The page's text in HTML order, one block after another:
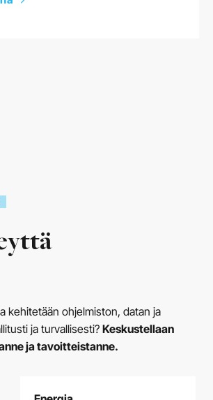
kehitetään ohjelmiston, datan ja
ja turvallisesti? Keskustellaan
ja tavoitteistanne.